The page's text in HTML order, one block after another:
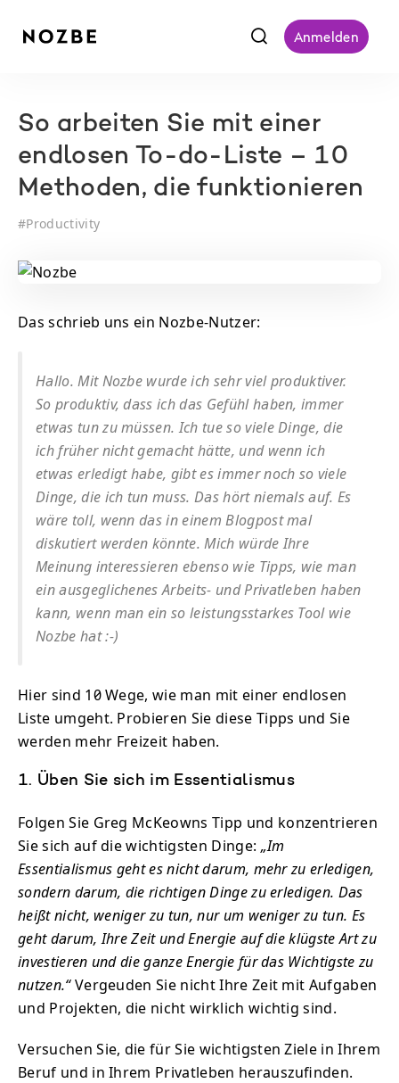
f Anmelden
So arbeiten Sie mit einer
endlosen To-do-Liste – 10
Methoden, die funktionieren
#Productivity
Das schrieb uns ein Nozbe-Nutzer:
Hallo. Mit Nozbe wurde ich sehr viel produktiver.
So produktiv, dass ich das Gefühl haben, immer
etwas tun zu müssen. Ich tue so viele Dinge, die
ich früher nicht gemacht hätte, und wenn ich
etwas erledigt habe, gibt es immer noch so viele
Dinge, die ich tun muss. Das hört niemals auf. Es
wäre toll, wenn das in einem Blogpost mal
diskutiert werden könnte. Mich würde Ihre
Meinung interessieren ebenso wie Tipps, wie man
ein ausgeglichenes Arbeits- und Privatleben haben
kann, wenn man ein so leistungsstarkes Tool wie
Nozbe hat :-)
Hier sind 10 Wege, wie man mit einer endlosen
Liste umgeht. Probieren Sie diese Tipps und Sie
werden mehr Freizeit haben.
1. Üben Sie sich im Essentialismus
Folgen Sie Greg McKeowns Tipp und konzentrieren
Sie sich auf die wichtigsten Dinge: „Im
Essentialismus geht es nicht darum, mehr zu erledigen,
sondern darum, die richtigen Dinge zu erledigen. Das
heißt nicht, weniger zu tun, nur um weniger zu tun. Es
geht darum, Ihre Zeit und Energie auf die klügste Art zu
investieren und die ganze Energie für das Wichtigste zu
nutzen.“Vergeuden Sie nicht Ihre Zeit mit Aufgaben
und Projekten, die nicht wirklich wichtig sind.
Versuchen Sie, die für Sie wichtigsten Ziele in Ihrem
Beruf und in Ihrem Privatleben herauszufinden.